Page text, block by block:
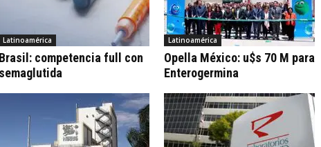
Latinoamérica
Brasil: competencia full con
semaglutida
Latinoamérica
Opella México: u$s 70 M para
Enterogermina